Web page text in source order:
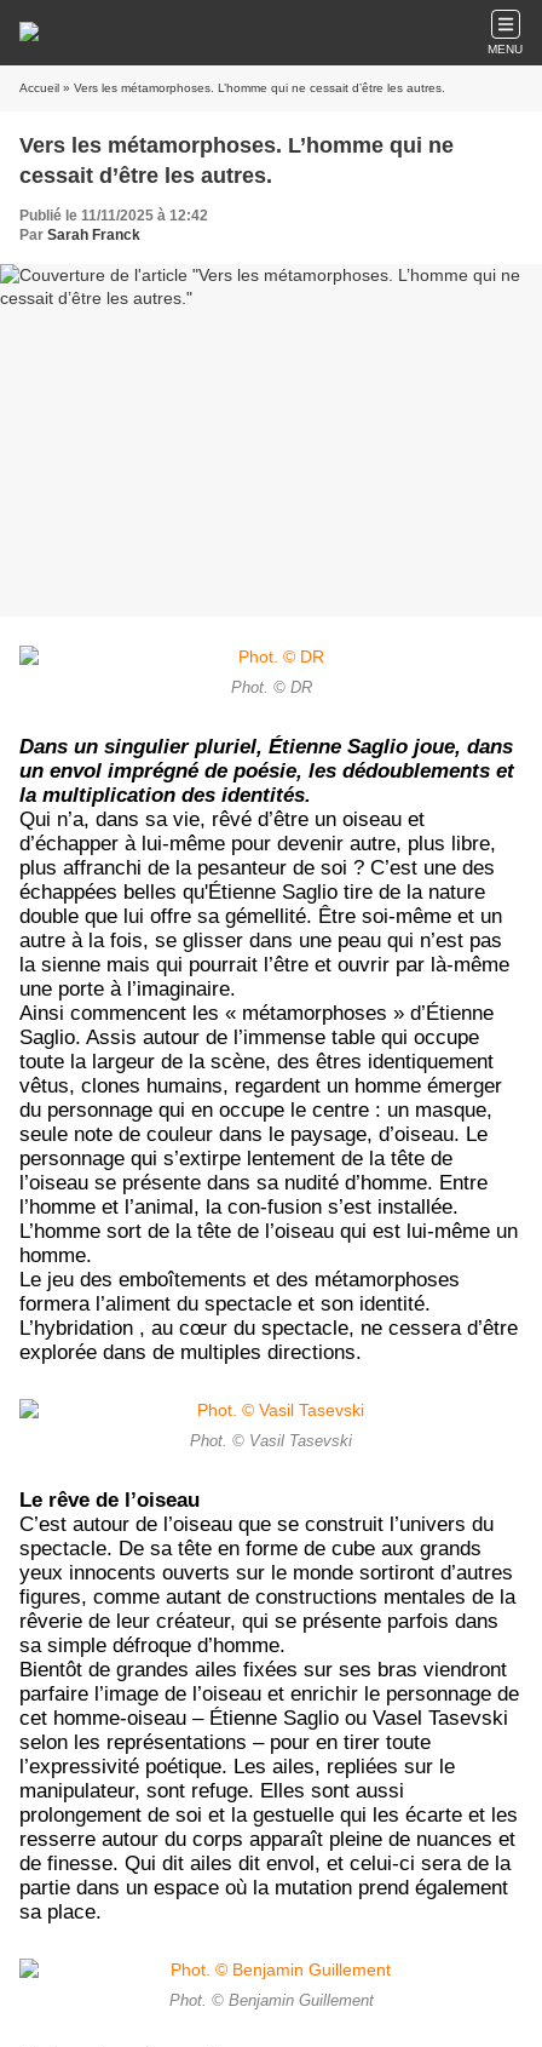
MENU
Accueil » Vers les métamorphoses. L’homme qui ne cessait d’être les autres.
Vers les métamorphoses. L’homme qui ne
cessait d’être les autres.
Publié le 11/11/2025 à 12:42
Par Sarah Franck
Phot. © DR
Dans un singulier pluriel, Étienne Saglio joue, dans
un envol imprégné de poésie, les dédoublements et
la multiplication des identités.
Qui n’a, dans sa vie, rêvé d’être un oiseau et
d’échapper à lui-même pour devenir autre, plus libre,
plus affranchi de la pesanteur de soi ? C’est une des
échappées belles qu'Étienne Saglio tire de la nature
double que lui offre sa gémellité. Être soi-même et un
autre à la fois, se glisser dans une peau qui n’est pas
la sienne mais qui pourrait l’être et ouvrir par là-même
une porte à l’imaginaire.
Ainsi commencent les « métamorphoses » d’Étienne
Saglio. Assis autour de l’immense table qui occupe
toute la largeur de la scène, des êtres identiquement
vêtus, clones humains, regardent un homme émerger
du personnage qui en occupe le centre : un masque,
seule note de couleur dans le paysage, d’oiseau. Le
personnage qui s’extirpe lentement de la tête de
l’oiseau se présente dans sa nudité d’homme. Entre
l’homme et l’animal, la con-fusion s’est installée.
L’homme sort de la tête de l’oiseau qui est lui-même un
homme.
Le jeu des emboîtements et des métamorphoses
formera l’aliment du spectacle et son identité.
L’hybridation , au cœur du spectacle, ne cessera d’être
explorée dans de multiples directions.
Phot. © Vasil Tasevski
Le rêve de l’oiseau
C’est autour de l’oiseau que se construit l’univers du
spectacle. De sa tête en forme de cube aux grands
yeux innocents ouverts sur le monde sortiront d’autres
figures, comme autant de constructions mentales de la
rêverie de leur créateur, qui se présente parfois dans
sa simple défroque d’homme.
Bientôt de grandes ailes fixées sur ses bras viendront
parfaire l’image de l’oiseau et enrichir le personnage de
cet homme-oiseau – Étienne Saglio ou Vasel Tasevski
selon les représentations – pour en tirer toute
l’expressivité poétique. Les ailes, repliées sur le
manipulateur, sont refuge. Elles sont aussi
prolongement de soi et la gestuelle qui les écarte et les
resserre autour du corps apparaît pleine de nuances et
de finesse. Qui dit ailes dit envol, et celui-ci sera de la
partie dans un espace où la mutation prend également
sa place.
Phot. © Benjamin Guillement